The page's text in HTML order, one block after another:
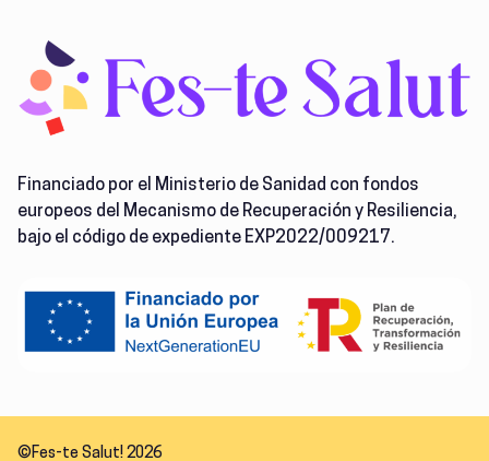
Financiado por el Ministerio de Sanidad con fondos
europeos del Mecanismo de Recuperación y Resiliencia,
bajo el código de expediente EXP2022/009217.
©Fes-te Salut! 2026